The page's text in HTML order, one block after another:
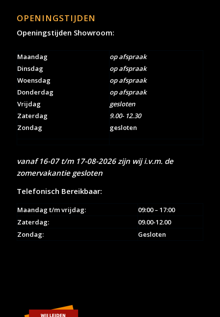
OPENINGSTIJDEN
Openingstijden Showroom:
Maandag
Dinsdag
Woensdag
Donderdag
Vrijdag
Zaterdag
Zondag
op afspraak
op afspraak
op afspraak
op afspraak
gesloten
9.00- 12.30
gesloten
vanaf 16-07 t/m 17-08-2026 zijn wij i.v.m. de
zomervakantie gesloten
Telefonisch Bereikbaar:
Maandag t/m vrijdag:
09:00 – 17:00
Zaterdag:
09.00-12.00
Zondag:
Gesloten